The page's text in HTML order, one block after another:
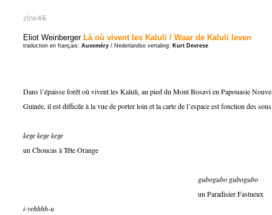
zine45
Eliot Weinberger Là où vivent les Kaluli / Waar de Kaluli leven
traduction en français: Auxeméry / Nederlandse vertaling: Kurt Devrese
Dans l’épaisse forêt où vivent les Kaluli, au pied du Mont Bosavi en Papouasie
Guinée, il est difficile à la vue de porter loin et la carte de l’espace est fonction des
kege kege kege
un Choucas à Tête Orange
gubogubo gubogubo
un Paradisier Fastueux
i-yehhhh-u